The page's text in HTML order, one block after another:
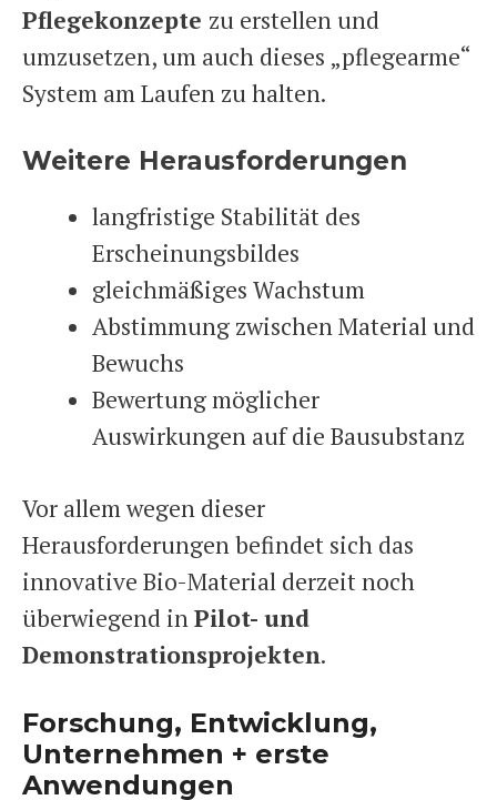
Pflegekonzepte zu erstellen und
umzusetzen, um auch dieses „pflegearme“
System am Laufen zu halten.
Weitere Herausforderungen
langfristige Stabilität des
Erscheinungsbildes
gleichmäßiges Wachstum
Abstimmung zwischen Material und
Bewuchs
Bewertung möglicher
Auswirkungen auf die Bausubstanz
Vor allem wegen dieser
Herausforderungen befindet sich das
innovative Bio-Material derzeit noch
überwiegend inPilot- und
Demonstrationsprojekten.
Forschung, Entwicklung,
Unternehmen + erste
Anwendungen